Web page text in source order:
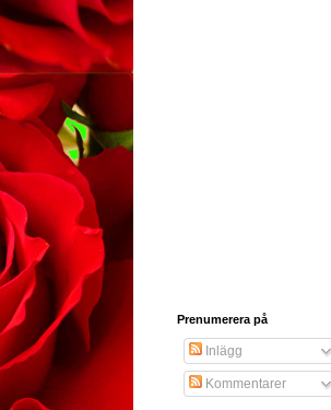
Prenumerera på
Inlägg
Kommentarer